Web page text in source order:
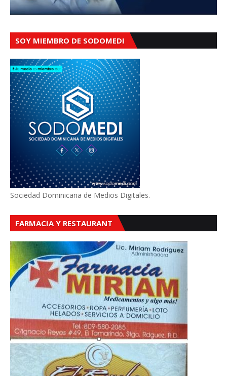
SOY MIEMBRO DE SODOMEDI
Sociedad Dominicana de Medios Digitales.
FARMACIA Y RESTAURANT